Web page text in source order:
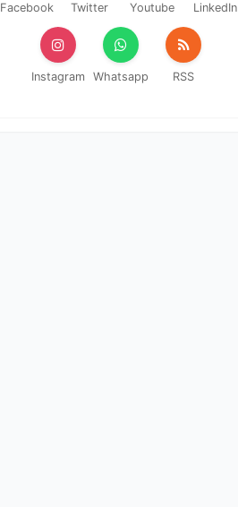
Facebook Twitter Youtube LinkedIn
Instagram Whatsapp RSS